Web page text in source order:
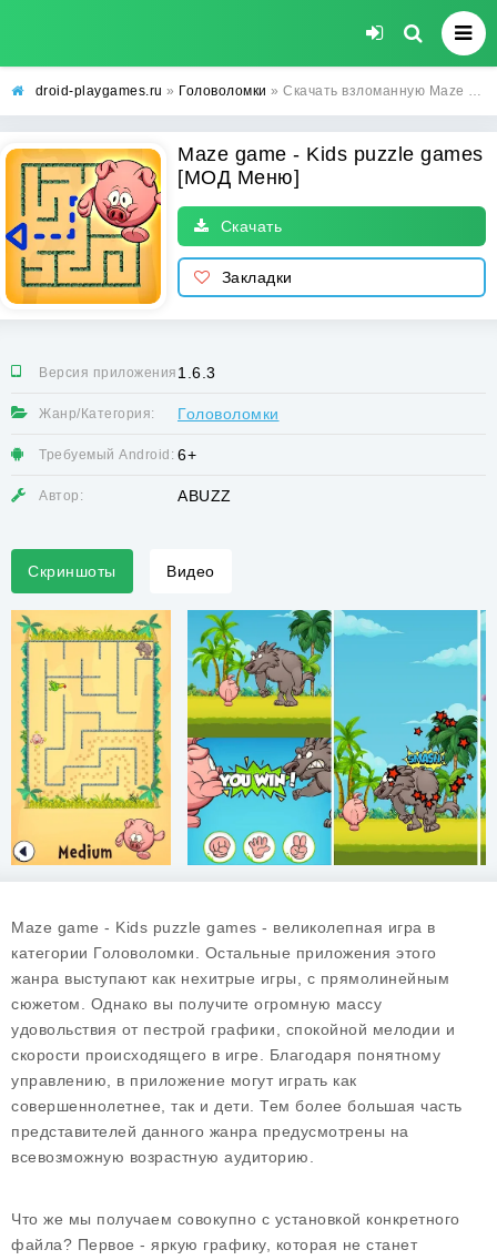
droid-playgames.ru » Головоломки » Скачать взломанную Maze game - Kids puzzle games [МОД Меню] - последняя версия apk на Андроид
Maze game - Kids puzzle games
[МОД Меню]
Скачать
Закладки
Версия приложения:1.6.3
Жанр/Категория: Головоломки
Требуемый Android: 6+
Автор: ABUZZ
Скриншоты Видео
Maze game - Kids puzzle games - великолепная игра в
категории Головоломки. Остальные приложения этого
жанра выступают как нехитрые игры, с прямолинейным
сюжетом. Однако вы получите огромную массу
удовольствия от пестрой графики, спокойной мелодии и
скорости происходящего в игре. Благодаря понятному
управлению, в приложение могут играть как
совершеннолетнее, так и дети. Тем более большая часть
представителей данного жанра предусмотрены на
всевозможную возрастную аудиторию.
Что же мы получаем совокупно с установкой конкретного
файла? Первое - яркую графику, которая не станет